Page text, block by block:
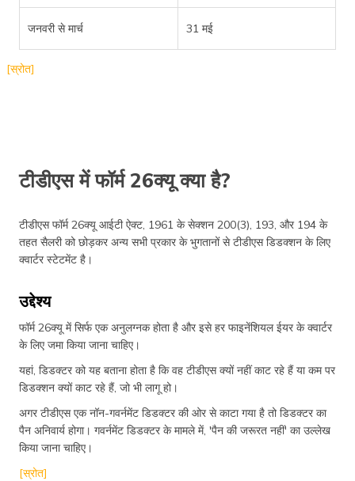
जनवरी से मार्च 31 मई
[स्रोत]
टीडीएस में फॉर्म 26क्यू क्या है?
टीडीएस फॉर्म 26क्यू आईटी ऐक्ट, 1961 के सेक्शन 200(3), 193, और 194 के
तहत सैलरी को छोड़कर अन्य सभी प्रकार के भुगतानों से टीडीएस डिडक्शन के लिए
क्वार्टर स्टेटमेंट है।
उद्देश्य
फॉर्म 26क्यू में सिर्फ एक अनुलग्नक होता है और इसे हर फाइनेंशियल ईयर के क्वार्टर
के लिए जमा किया जाना चाहिए।
यहां, डिडक्टर को यह बताना होता है कि वह टीडीएस क्यों नहीं काट रहे हैं या कम पर
डिडक्शन क्यों काट रहे हैं, जो भी लागू हो।
अगर टीडीएस एक नॉन-गवर्नमेंट डिडक्टर की ओर से काटा गया है तो डिडक्टर का
पैन अनिवार्य होगा। गवर्नमेंट डिडक्टर के मामले में, 'पैन की जरूरत नहीं' का उल्लेख
किया जाना चाहिए।
[स्रोत]